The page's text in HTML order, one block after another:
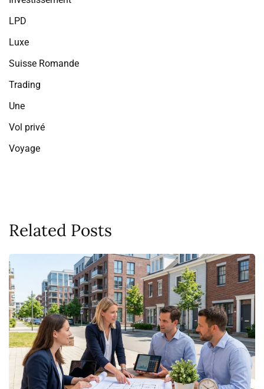
LPD
Luxe
Suisse Romande
Trading
Une
Vol privé
Voyage
Related Posts